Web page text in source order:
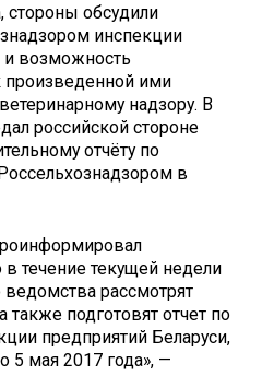
обсудили
инспекции
и возможность
произведенной ими
надзору. В
российской стороне
отчёту по
в
в течение текущей недели
рассмотрят
подготовят отчет по
предприятий Беларуси,
5 мая 2017 года», —